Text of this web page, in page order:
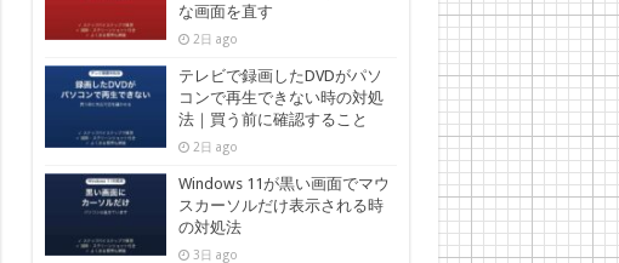
な画面を直す
2日 ago
テレビで録画したDVDがパソ
コンで再生できない時の対処
法｜買う前に確認すること
2日 ago
Windows 11が黒い画面でマウ
スカーソルだけ表示される時
の対処法
3日 ago